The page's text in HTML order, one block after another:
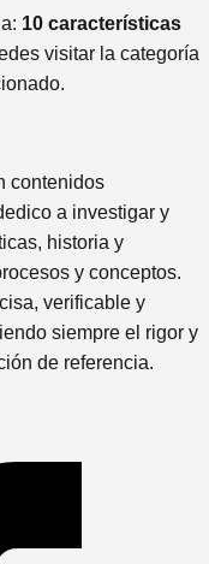
10 características
visitar la categoría
contenidos
a investigar y
historia y
y conceptos.
verificable y
siempre el rigor y
de referencia.